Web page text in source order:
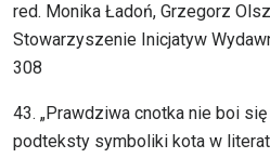
red. Monika Ładoń, Grzegorz
Stowarzyszenie Inicjatyw
308
43. „Prawdziwa cnotka nie boi
podteksty symboliki kota w